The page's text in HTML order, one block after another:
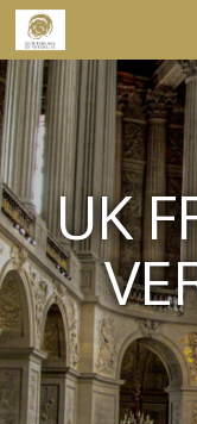
Skip to content
UK